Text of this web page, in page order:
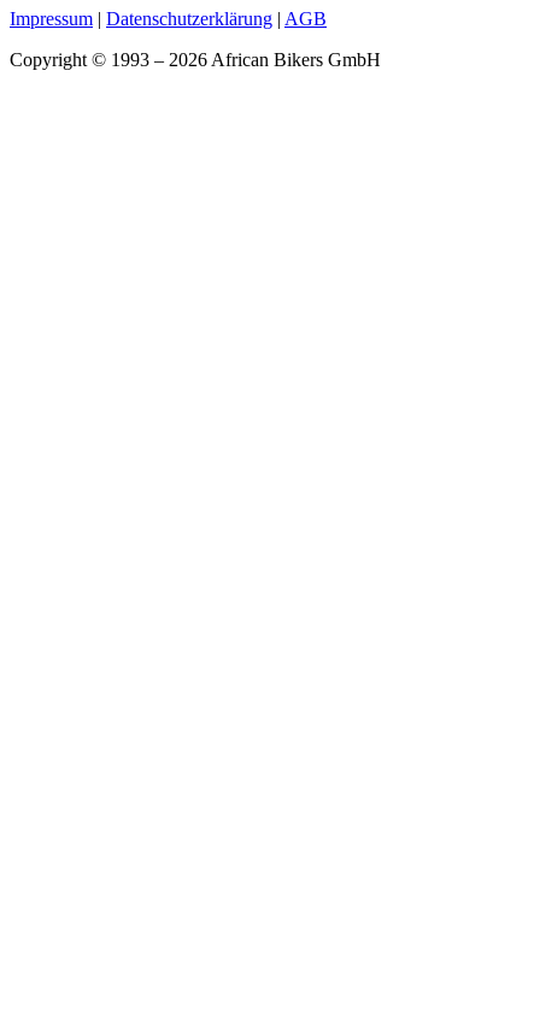
Impressum | Datenschutzerklärung | AGB
Copyright © 1993 – 2026 African Bikers GmbH